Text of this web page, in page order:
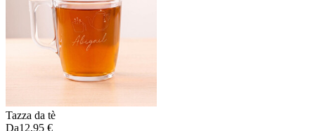
Tazza da tè
Da12,95 €